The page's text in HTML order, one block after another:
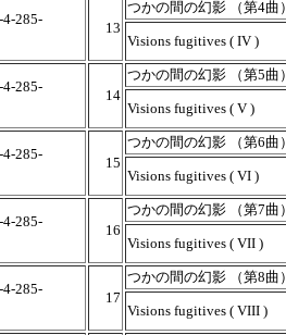
285-
13
つかの間の幻影 （第4曲）
Visions fugitives ( IV )
285-
14
つかの間の幻影 （第5曲）
Visions fugitives ( V )
285-
15
つかの間の幻影 （第6曲）
Visions fugitives ( VI )
285-
16
つかの間の幻影 （第7曲）
Visions fugitives ( VII )
285-
17
つかの間の幻影 （第8曲）
Visions fugitives ( VIII )